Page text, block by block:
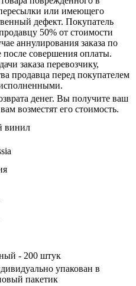
пересылки или имеющего
дефект. Покупатель
50% от стоимости
аннулирования заказа по
после совершения оплаты.
заказа перевозчику,
продавца перед покупателем
денег. Вы получите ваш
возместят его стоимость.
винил
- 200 штук
упакован в
пакетик